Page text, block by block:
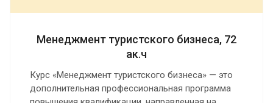
Менеджмент туристского бизнеса, 72
ак.ч
Курс «Менеджмент туристского бизнеса» — это
дополнительная профессиональная программа